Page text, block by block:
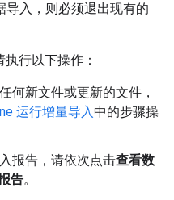
导入，则必须退出现有的
行以下操作：
何新文件或更新的文件，
运行增量导入中的步骤操
报告，请依次点击查看数
告。